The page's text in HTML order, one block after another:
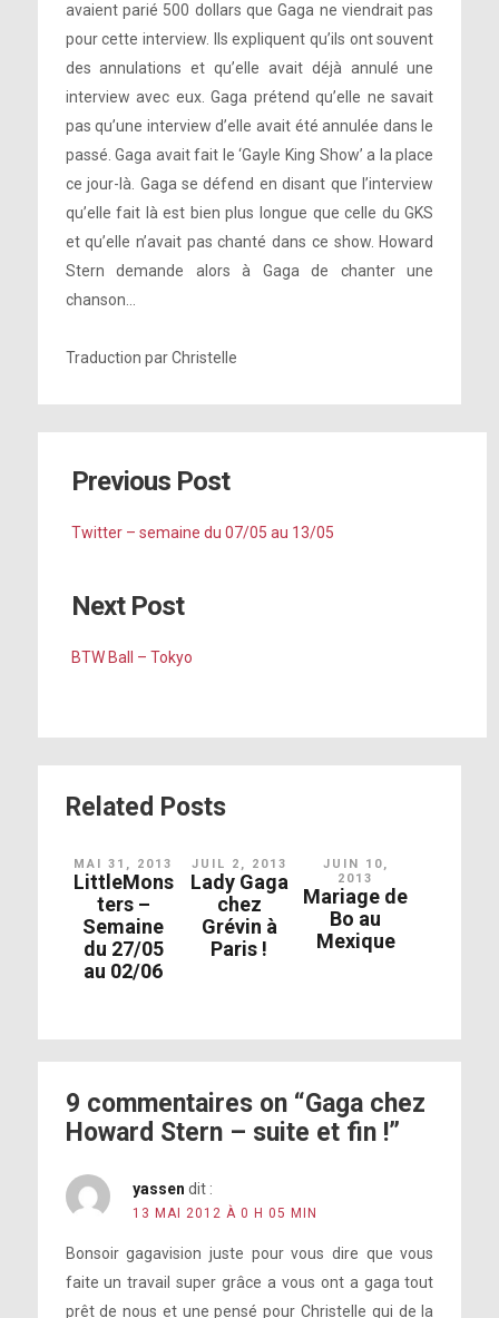
avaient parié 500 dollars que Gaga ne viendrait pas
pour cette interview. Ils expliquent qu’ils ont souvent
des annulations et qu’elle avait déjà annulé une
interview avec eux. Gaga prétend qu’elle ne savait
pas qu’une interview d’elle avait été annulée dans le
passé. Gaga avait fait le ‘Gayle King Show’ a la place
ce jour-là. Gaga se défend en disant que l’interview
qu’elle fait là est bien plus longue que celle du GKS
et qu’elle n’avait pas chanté dans ce show. Howard
Stern demande alors à Gaga de chanter une
chanson…
Traduction par Christelle
Previous Post
Twitter – semaine du 07/05 au 13/05
Next Post
BTW Ball – Tokyo
Related Posts
MAI 31, 2013
LittleMons
ters –
Semaine
du 27/05
au 02/06
JUIL 2, 2013
Lady Gaga
chez
Grévin à
Paris !
JUIN 10,
2013
Mariage de
Bo au
Mexique
9 commentaires on “Gaga chez
Howard Stern – suite et fin !”
yassen dit :
13 MAI 2012 À 0 H 05 MIN
Bonsoir gagavision juste pour vous dire que vous
faite un travail super grâce a vous ont a gaga tout
prêt de nous et une pensé pour Christelle qui de la